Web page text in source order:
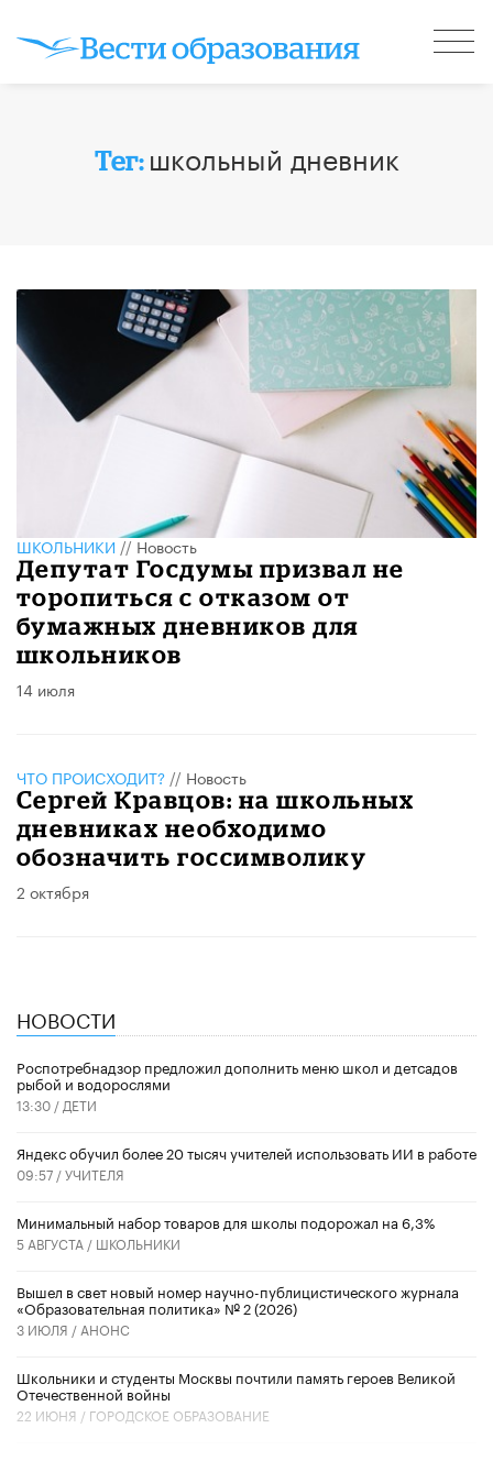
Тег: школьный дневник
ШКОЛЬНИКИ//Новость
Депутат Госдумы призвал не
торопиться с отказом от
бумажных дневников для
школьников
14 июля
ЧТО ПРОИСХОДИТ? // Новость
Сергей Кравцов: на школьных
дневниках необходимо
обозначить госсимволику
2 октября
НОВОСТИ
Роспотребнадзор предложил дополнить меню школ и детсадов
рыбой и водорослями
13:30 / ДЕТИ
​Яндекс обучил более 20 тысяч учителей использовать ИИ в работе
09:57 /УЧИТЕЛЯ
Минимальный набор товаров для школы подорожал на 6,3%
5 АВГУСТА / ШКОЛЬНИКИ
Вышел в свет новый номер научно-публицистического журнала
«Образовательная политика» № 2 (2026)
3 ИЮЛЯ / АНОНС
Школьники и студенты Москвы почтили память героев Великой
Отечественной войны
22 ИЮНЯ / ГОРОДСКОЕ ОБРАЗОВАНИЕ